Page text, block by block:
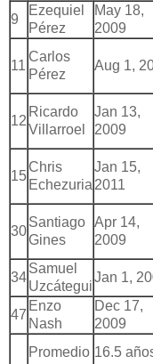
9
Ezequiel
Pérez
May 18,
2009
11
Carlos
Pérez
Aug 1,
12
Ricardo
Villarroel
Jan 13,
2009
15
Chris
Echezuria
Jan 15,
2011
30
Santiago
Gines
Apr 14,
2009
34
Samuel
Uzcátegui
Jan 1,
47
Enzo
Nash
Dec 17,
2009
Promedio 16.5